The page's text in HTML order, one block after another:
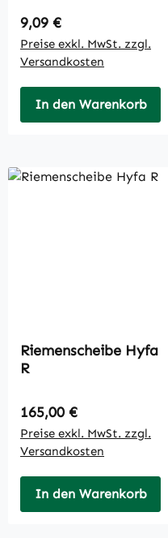
Regulärer Preis:
9,09 €
Preise exkl. MwSt. zzgl.
Versandkosten
In den Warenkorb
Riemenscheibe Hyfa
R
Regulärer Preis:
165,00 €
Preise exkl. MwSt. zzgl.
Versandkosten
In den Warenkorb